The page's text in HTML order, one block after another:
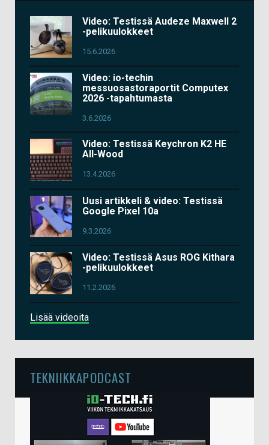
Video: Testissä Audeze Maxwell 2
-pelikuulokkeet
15.6.2026
Video: io-techin
messuosastoraportit Computex
2026 -tapahtumasta
3.6.2026
Video: Testissä Keychron K2 HE
All-Wood
13.4.2026
Uusi artikkeli & video: Testissä
Google Pixel 10a
9.3.2026
Video: Testissä Asus ROG Kithara
-pelikuulokkeet
11.2.2026
Lisää videoita
TEKNIIKKAPODCAST